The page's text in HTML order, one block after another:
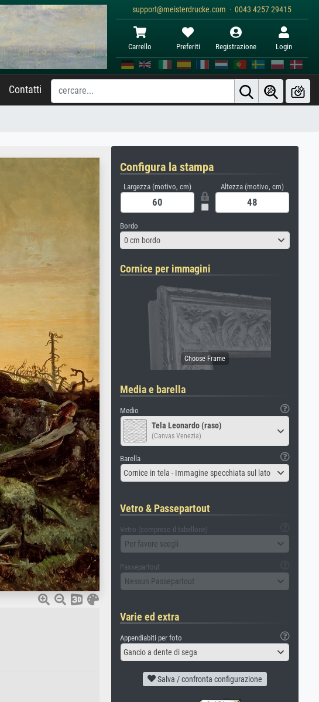
support@meisterdrucke.com · 0043 4257 29415
Carrello Preferiti Registrazione Login
Contatti
Configura la stampa
Largezza (motivo, cm) Altezza (motivo, cm)
Bordo
0 cm bordo
Cornice per immagini
Media e barella
Medio
Tela Leonardo (raso)
(Canvas Venezia)
Barella
Cornice in tela - Immagine specchiata sul lato
Vetro & Passepartout
Vetro (compreso il tabellone)
Per favore scegli
Passepartout
Nessun Passepartout
Varie ed extra
Appendiabiti per foto
Gancio a dente di sega
Salva / confronta configurazione